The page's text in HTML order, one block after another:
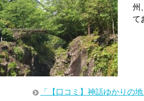
州
て
「【口コミ】神話ゆかりの